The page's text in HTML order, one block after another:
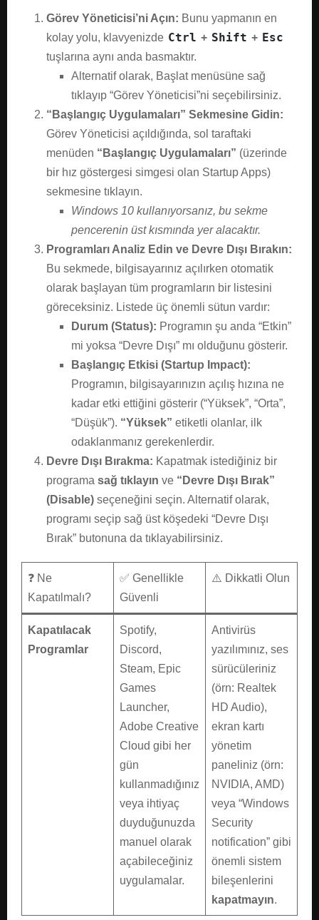
Görev Yöneticisi’ni Açın: Bunu yapmanın en
kolay yolu, klavyenizde Ctrl + Shift + Esc
tuşlarına aynı anda basmaktır.
Alternatif olarak, Başlat menüsüne sağ
tıklayıp “Görev Yöneticisi”ni seçebilirsiniz.
“Başlangıç Uygulamaları” Sekmesine Gidin:
Görev Yöneticisi açıldığında, sol taraftaki
menüden “Başlangıç Uygulamaları” (üzerinde
bir hız göstergesi simgesi olan Startup Apps)
sekmesine tıklayın.
Windows 10 kullanıyorsanız, bu sekme
pencerenin üst kısmında yer alacaktır.
Programları Analiz Edin ve Devre Dışı Bırakın:
Bu sekmede, bilgisayarınız açılırken otomatik
olarak başlayan tüm programların bir listesini
göreceksiniz. Listede üç önemli sütun vardır:
Durum (Status): Programın şu anda “Etkin”
mi yoksa “Devre Dışı” mı olduğunu gösterir.
Başlangıç Etkisi (Startup Impact):
Programın, bilgisayarınızın açılış hızına ne
kadar etki ettiğini gösterir (“Yüksek”, “Orta”,
“Düşük”). “Yüksek” etiketli olanlar, ilk
odaklanmanız gerekenlerdir.
Devre Dışı Bırakma: Kapatmak istediğiniz bir
programa sağ tıklayın ve “Devre Dışı Bırak”
(Disable) seçeneğini seçin. Alternatif olarak,
programı seçip sağ üst köşedeki “Devre Dışı
Bırak” butonuna da tıklayabilirsiniz.
❓ Ne
Kapatılmalı?
✅ Genellikle
Güvenli
⚠️ Dikkatli Olun
Kapatılacak
Programlar
Spotify,
Discord,
Steam, Epic
Games
Launcher,
Adobe Creative
Cloud gibi her
gün
kullanmadığınız
veya ihtiyaç
duyduğunuzda
manuel olarak
açabileceğiniz
uygulamalar.
Antivirüs
yazılımınız, ses
sürücüleriniz
(örn: Realtek
HD Audio),
ekran kartı
yönetim
paneliniz (örn:
NVIDIA, AMD)
veya “Windows
Security
notification” gibi
önemli sistem
bileşenlerini
kapatmayın.